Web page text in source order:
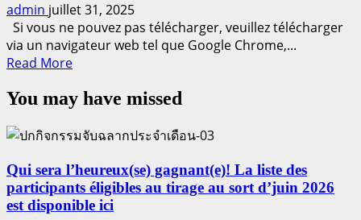
Chadaporn
Intaramek
admin juillet 31, 2025
Si vous ne pouvez pas télécharger, veuillez télécharger
via un navigateur web tel que Google Chrome,...
Read MoreRead
about
Sam
Aoy-
Siriluk
Pewon
You may have missed
Qui sera l’heureux(se) gagnant(e)! La liste des
participants éligibles au tirage au sort d’juin 2026
est disponible ici